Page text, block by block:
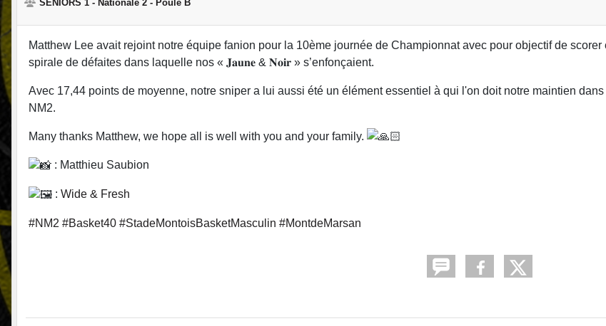
SENIORS 1 - Nationale 2 - Poule B
Matthew Lee avait rejoint notre équipe fanion pour la 10ème journée de Championnat avec pour objectif de scorer
spirale de défaites dans laquelle nos « 𝐉𝐚𝐮𝐧𝐞 & 𝐍𝐨𝐢𝐫 » s’enfonçaient.
Avec 17,44 points de moyenne, notre sniper a lui aussi été un élément essentiel à qui l'on doit notre maintien
NM2.
Many thanks Matthew, we hope all is well with you and your family.
: Matthieu Saubion
: Wide & Fresh
#NM2 #Basket40 #StadeMontoisBasketMasculin #MontdeMarsan